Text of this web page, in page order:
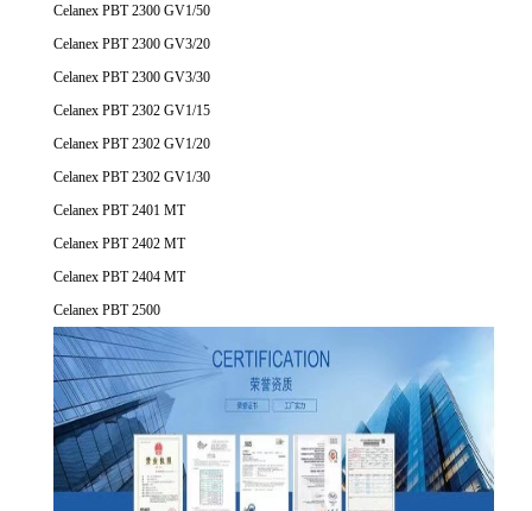
Celanex PBT 2300 GV1/50
Celanex PBT 2300 GV3/20
Celanex PBT 2300 GV3/30
Celanex PBT 2302 GV1/15
Celanex PBT 2302 GV1/20
Celanex PBT 2302 GV1/30
Celanex PBT 2401 MT
Celanex PBT 2402 MT
Celanex PBT 2404 MT
Celanex PBT 2500